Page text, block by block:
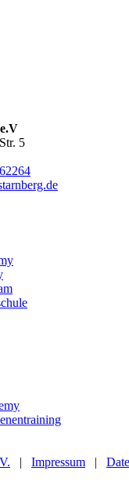
5
| Impressum |